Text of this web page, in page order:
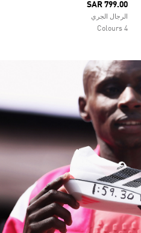
SAR 799.00
الرجال الجري
4 Colours